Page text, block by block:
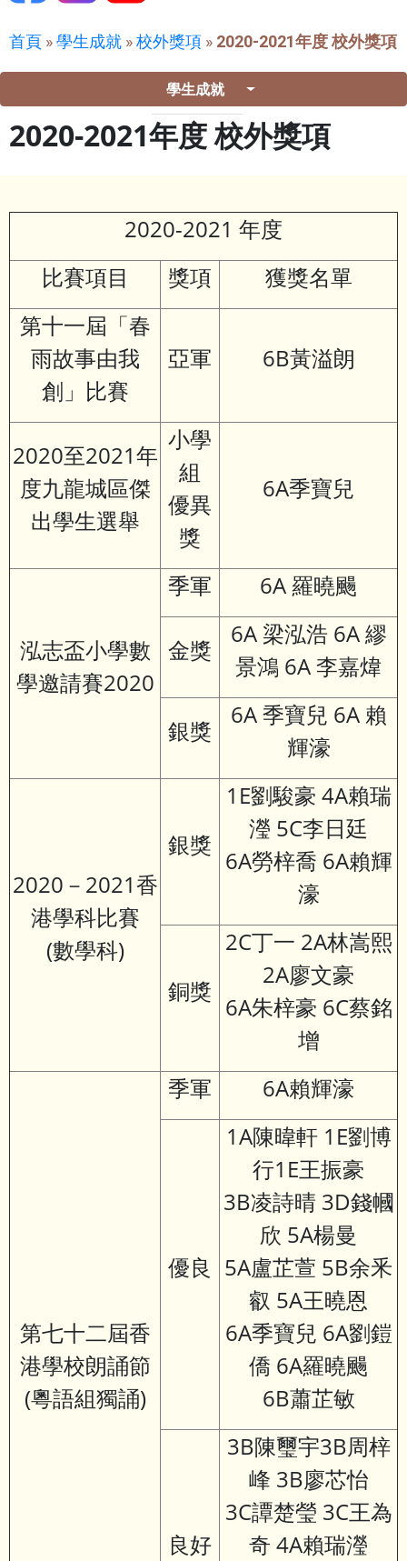
首頁 »學生成就 »校外獎項 » 2020-2021年度 校外獎項
學生成就
2020-2021年度 校外獎項
2020-2021 年度
比賽項目
獎項
獲獎名單
第十一屆「春
雨故事由我
創」比賽
亞軍 6B黃溢朗
2020至2021年
度九龍城區傑
出學生選舉
小學
組
優異
獎
6A季寶兒
泓志盃小學數
學邀請賽2020
季軍 6A 羅曉颺
金獎
6A 梁泓浩 6A 繆
景鴻 6A 李嘉煒
銀獎
6A 季寶兒 6A 賴
輝濠
2020－2021香
港學科比賽
(數學科)
銀獎
1E劉駿豪 4A賴瑞
瀅 5C李日廷
6A勞梓喬 6A賴輝
濠
銅獎
2C丁一 2A林嵩熙
2A廖文豪
6A朱梓豪 6C蔡銘
增
第七十二屆香
港學校朗誦節
(粵語組獨誦)
季軍 6A賴輝濠
優良
1A陳暐軒 1E劉博
行1E王振豪
3B凌詩晴 3D錢幗
欣 5A楊曼
5A盧芷萱 5B余釆
叡 5A王曉恩
6A季寶兒 6A劉鎧
僑 6A羅曉颺
6B蕭芷敏
良好
3B陳璽宇3B周梓
峰 3B廖芯怡
3C譚楚瑩 3C王為
奇 4A賴瑞瀅